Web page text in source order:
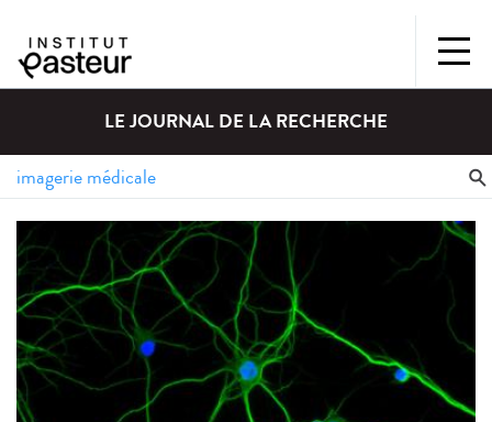
LE JOURNAL DE LA RECHERCHE